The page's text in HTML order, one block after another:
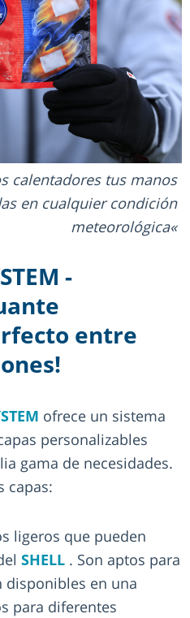
calentadores tus manos
en cualquier condición
meteorológica
-
entre
ofrece un sistema
personalizables
gama de necesidades.
capas:
ligeros que pueden
SHELL . Son aptos para
disponibles en una
para diferentes